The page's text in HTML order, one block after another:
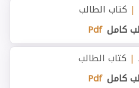
| كتاب الطالب
كامل Pdf
| كتاب الطالب
كامل Pdf